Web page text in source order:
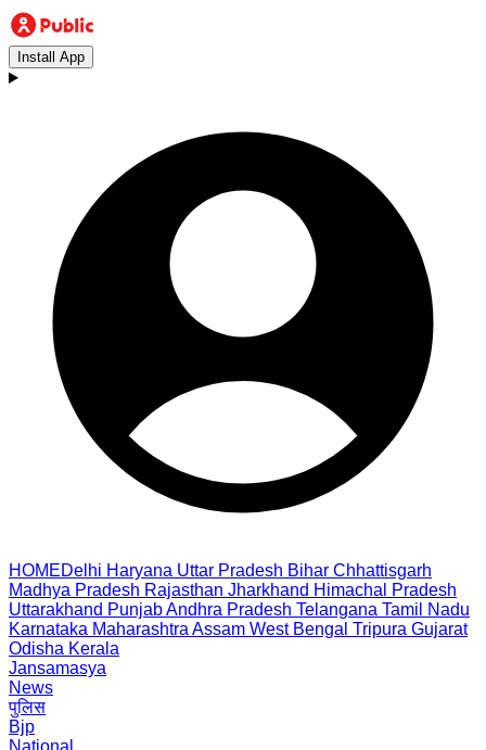
Install App
HOMEDelhi Haryana Uttar Pradesh Bihar Chhattisgarh
Madhya Pradesh Rajasthan Jharkhand Himachal Pradesh
Uttarakhand PunjabAndhra Pradesh Telangana Tamil Nadu
Karnataka Maharashtra Assam West Bengal Tripura Gujarat
Odisha Kerala
Jansamasya
News
पुलिस
Bjp
National